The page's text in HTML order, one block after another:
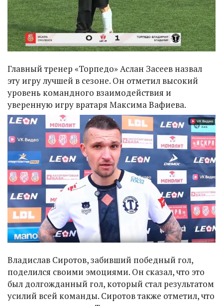
Главный тренер «Торпедо» Аслан Засеев назвал
эту игру лучшей в сезоне. Он отметил высокий
уровень командного взаимодействия и
уверенную игру вратаря Максима Вафиева.
Владислав Сиротов, забивший победный гол,
поделился своими эмоциями. Он сказал, что это
был долгожданный гол, который стал результатом
усилий всей команды. Сиротов также отметил, что